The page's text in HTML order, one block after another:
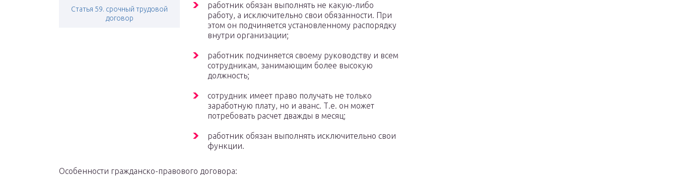
Статья 59. срочный трудовой
договор
работник обязан выполнять не какую-либо
работу, а исключительно свои обязанности. При
этом он подчиняется установленному распорядку
внутри организации;
работник подчиняется своему руководству и всем
сотрудникам, занимающим более высокую
должность;
сотрудник имеет право получать не только
заработную плату, но и аванс. Т.е. он может
потребовать расчет дважды в месяц;
работник обязан выполнять исключительно свои
функции.
Особенности гражданско-правового договора: